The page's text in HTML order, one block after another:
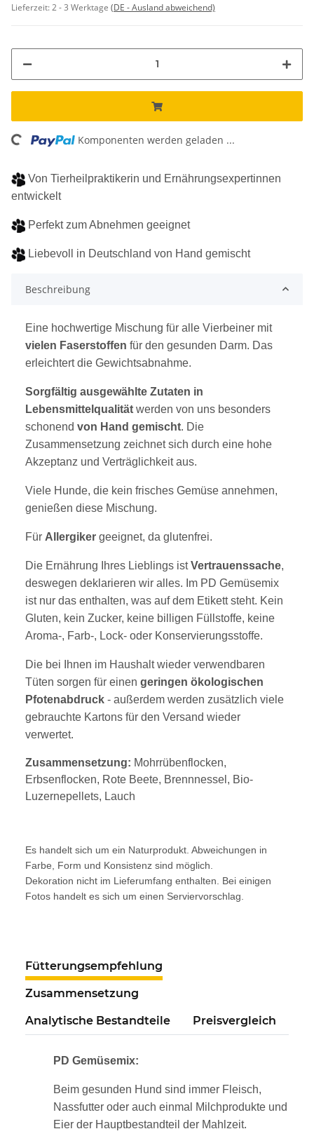
Lieferzeit:2 - 3 Werktage (DE - Ausland abweichend)
Loading... Komponenten werden geladen ...
Von Tierheilpraktikerin und Ernährungsexpertinnen
entwickelt
Perfekt zum Abnehmen geeignet
Liebevoll in Deutschland von Hand gemischt
Beschreibung
Eine hochwertige Mischung für alle Vierbeiner mit
vielen Faserstoffen für den gesunden Darm. Das
erleichtert die Gewichtsabnahme.
Sorgfältig ausgewählte Zutaten in
Lebensmittelqualität werden von uns besonders
schonend von Hand gemischt. Die
Zusammensetzung zeichnet sich durch eine hohe
Akzeptanz und Verträglichkeit aus.
Viele Hunde, die kein frisches Gemüse annehmen,
genießen diese Mischung.
Für Allergiker geeignet, da glutenfrei.
Die Ernährung Ihres Lieblings istVertrauenssache,
deswegen deklarieren wir alles. Im PD Gemüsemix
ist nur das enthalten, was auf dem Etikett steht. Kein
Gluten, kein Zucker, keine billigen Füllstoffe, keine
Aroma-, Farb-, Lock- oder Konservierungsstoffe.
Die bei Ihnen im Haushalt wieder verwendbaren
Tüten sorgen für einen geringen ökologischen
Pfotenabdruck - außerdem werden zusätzlich viele
gebrauchte Kartons für den Versand wieder
verwertet.
Zusammensetzung: Mohrrübenflocken,
Erbsenflocken, Rote Beete, Brennnessel, Bio-
Luzernepellets, Lauch
Es handelt sich um ein Naturprodukt. Abweichungen in
Farbe, Form und Konsistenz sind möglich.
Dekoration nicht im Lieferumfang enthalten. Bei einigen
Fotos handelt es sich um einen Serviervorschlag.
Fütterungsempfehlung
Zusammensetzung
Analytische Bestandteile Preisvergleich
PD Gemüsemix:
Beim gesunden Hund sind immer Fleisch,
Nassfutter oder auch einmal Milchprodukte und
Eier der Hauptbestandteil der Mahlzeit.